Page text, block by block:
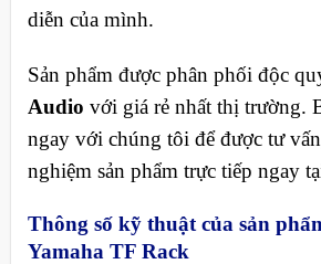
diễn của mình.
Sản phẩm được phân phối độc
Audio với giá rẻ nhất thị trường.
ngay với chúng tôi để được tư
nghiệm sản phẩm trực tiếp ngay
Thông số kỹ thuật của sản
Yamaha TF Rack